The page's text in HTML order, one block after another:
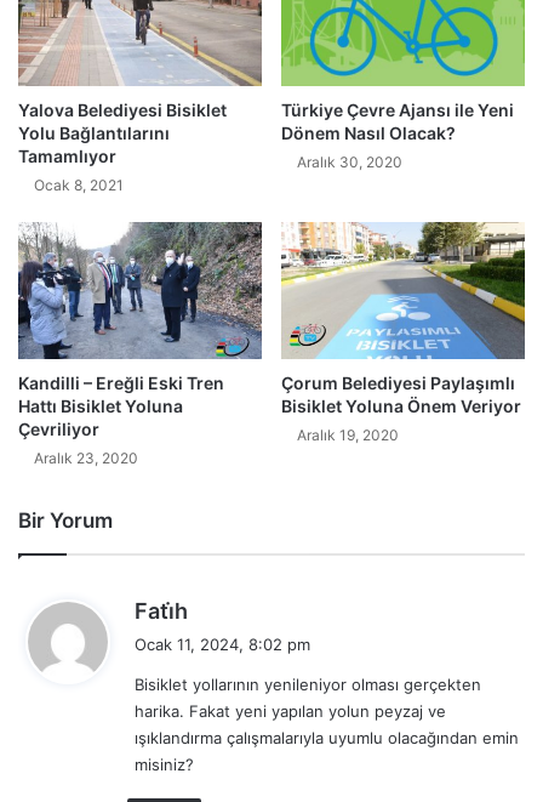
Yalova Belediyesi Bisiklet
Yolu Bağlantılarını
Tamamlıyor
Ocak 8, 2021
Türkiye Çevre Ajansı ile Yeni
Dönem Nasıl Olacak?
Aralık 30, 2020
Kandilli – Ereğli Eski Tren
Hattı Bisiklet Yoluna
Çevriliyor
Aralık 23, 2020
Çorum Belediyesi Paylaşımlı
Bisiklet Yoluna Önem Veriyor
Aralık 19, 2020
Bir Yorum
Fati̇h
k
i
:
Ocak 11, 2024, 8:02 pm
Bisiklet yollarının yenileniyor olması gerçekten
harika. Fakat yeni yapılan yolun peyzaj ve
ışıklandırma çalışmalarıyla uyumlu olacağından emin
misiniz?